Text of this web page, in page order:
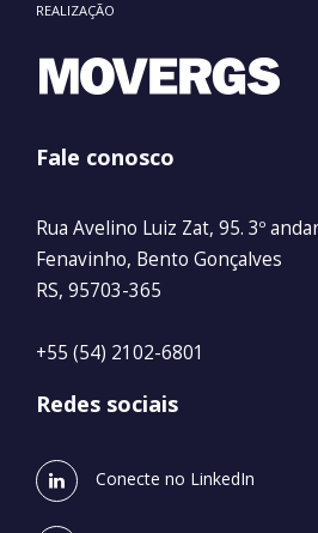
REALIZAÇÃO
Fale conosco
Rua Avelino Luiz Zat, 95. 3º
Fenavinho, Bento Gonçalves
RS, 95703-365
+55 (54) 2102-6801
Redes sociais
Conecte no LinkedIn